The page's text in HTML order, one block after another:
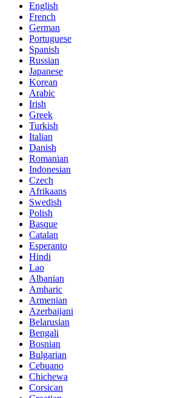
English
French
German
Portuguese
Spanish
Russian
Japanese
Korean
Arabic
Irish
Greek
Turkish
Italian
Danish
Romanian
Indonesian
Czech
Afrikaans
Swedish
Polish
Basque
Catalan
Esperanto
Hindi
Lao
Albanian
Amharic
Armenian
Azerbaijani
Belarusian
Bengali
Bosnian
Bulgarian
Cebuano
Chichewa
Corsican